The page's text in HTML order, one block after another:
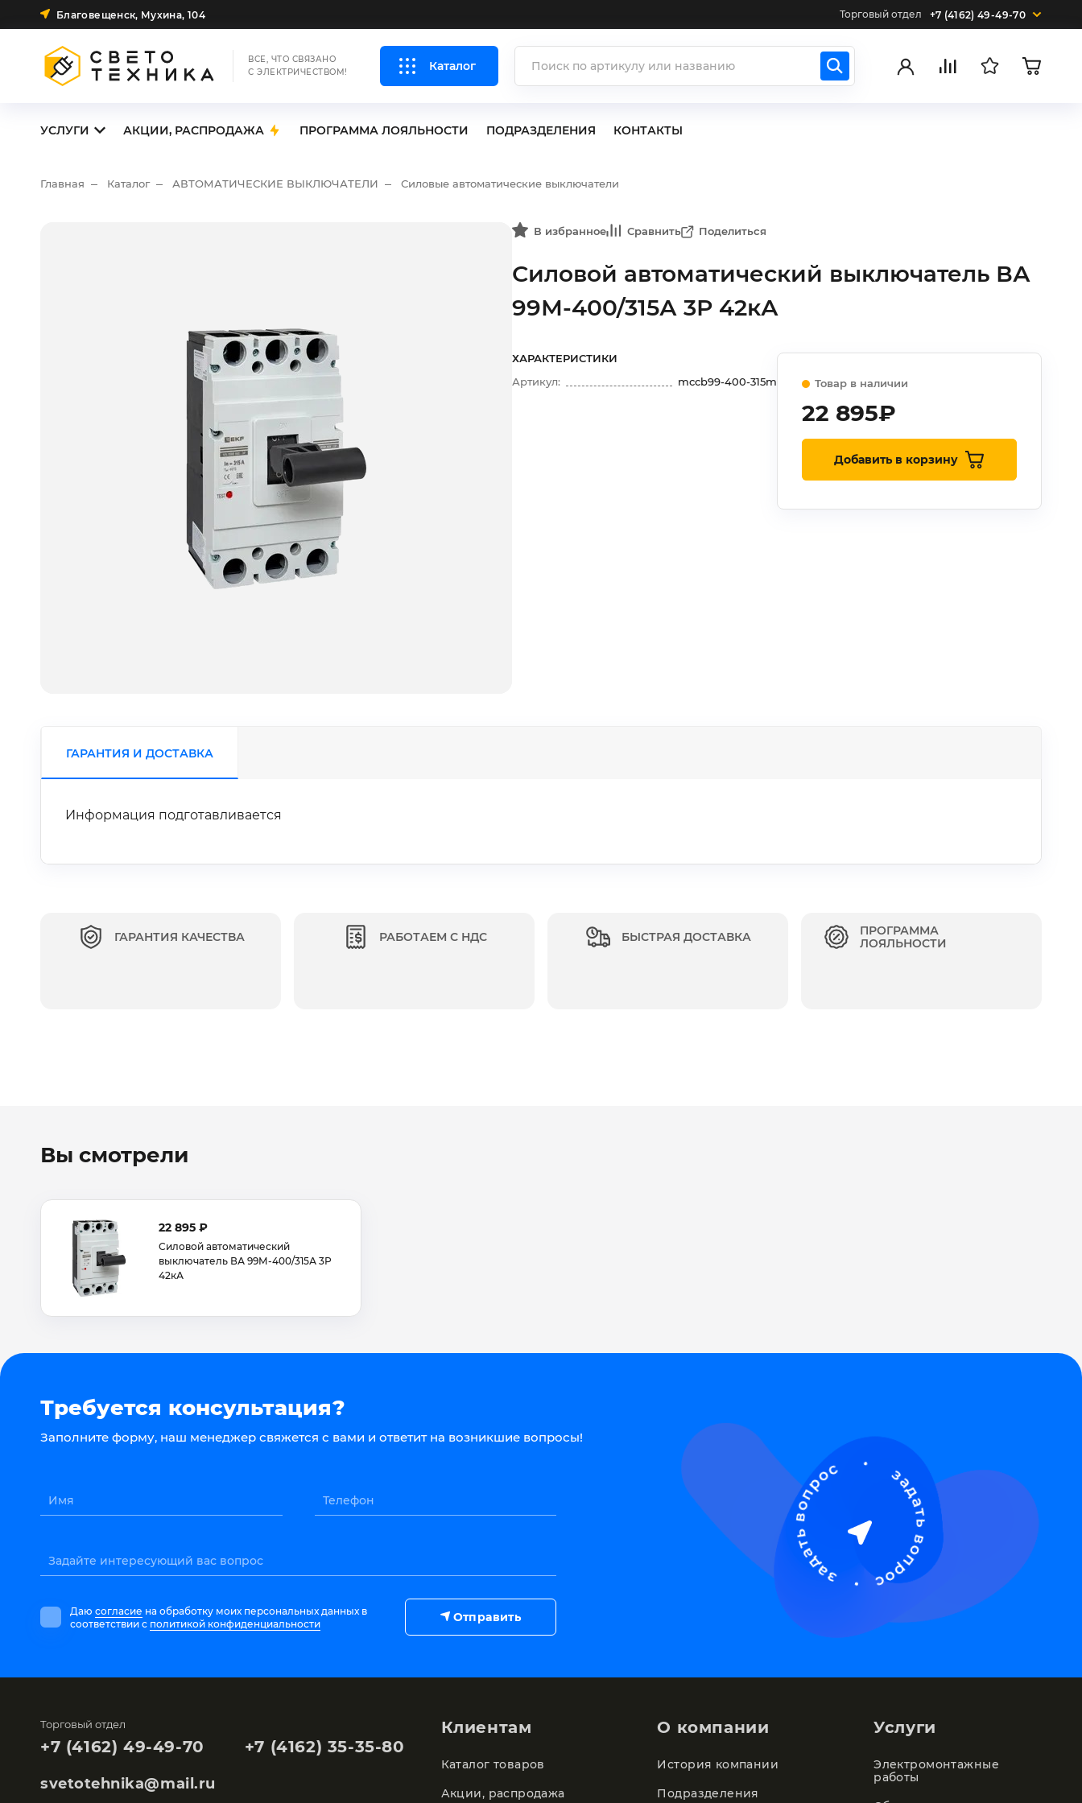
Благовещенск, Мухина, 104 Торговый отдел +7 (4162) 49-49-70
ВСЕ, ЧТО СВЯЗАНО
С ЭЛЕКТРИЧЕСТВОМ!
Каталог
УСЛУГИ АКЦИИ, РАСПРОДАЖА ПРОГРАММА ЛОЯЛЬНОСТИ ПОДРАЗДЕЛЕНИЯ КОНТАКТЫ
Главная Каталог АВТОМАТИЧЕСКИЕ ВЫКЛЮЧАТЕЛИ Силовые автоматические выключатели
В избранное Сравнить Поделиться
Силовой автоматический выключатель ВА
99М-400/315А 3Р 42кА
ХАРАКТЕРИСТИКИ
Артикул:
mccb99-400-315m Товар в наличии
22 895₽
Добавить в корзину
ГАРАНТИЯ И ДОСТАВКА
Информация подготавливается
ГАРАНТИЯ КАЧЕСТВА РАБОТАЕМ С НДС БЫСТРАЯ ДОСТАВКА
ПРОГРАММА
ЛОЯЛЬНОСТИ
Вы смотрели
22 895 ₽
Силовой автоматический
выключатель ВА 99М-400/315А 3Р
42кА
Требуется консультация?
Заполните форму, наш менеджер свяжется с вами и ответит на возникшие вопросы!
Имя Телефон
Задайте интересующий вас вопрос
Даю согласие на обработку моих персональных данных в
соответствии с политикой конфиденциальности Отправить
Торговый отдел
+7 (4162) 49-49-70 +7 (4162) 35-35-80
svetotehnika@mail.ru
Клиентам
Каталог товаров
Акции, распродажа
О компании
История компании
Подразделения
Услуги
Электромонтажные
работы